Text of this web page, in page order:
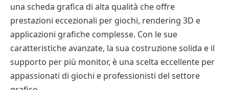
una scheda grafica di alta qualità che offre
prestazioni eccezionali per giochi, rendering 3D e
applicazioni grafiche complesse. Con le sue
caratteristiche avanzate, la sua costruzione solida e il
supporto per più monitor, è una scelta eccellente per
appassionati di giochi e professionisti del settore